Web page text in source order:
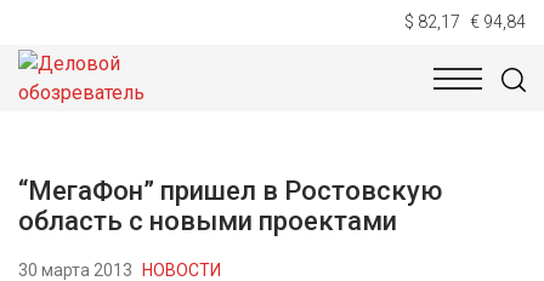
$ 82,17 € 94,84
НОВОСТИ
“МегаФон” пришел в Ростовскую
область с новыми проектами
30 марта 2013 НОВОСТИ